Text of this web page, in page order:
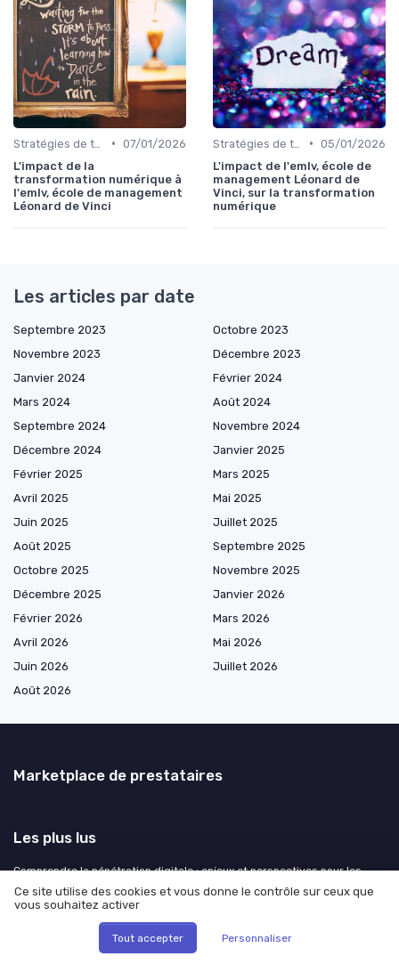
• 07/01/2026
L'impact de la
transformation numérique à
l'emlv, école de management
Léonard de Vinci
• 05/01/2026
L'impact de l'emlv, école de
management Léonard de
Vinci, sur la transformation
numérique
Les articles par date
Septembre 2023
Octobre 2023
Novembre 2023
Décembre 2023
Janvier 2024
Février 2024
Mars 2024
Août 2024
Septembre 2024
Novembre 2024
Décembre 2024
Janvier 2025
Février 2025
Mars 2025
Avril 2025
Mai 2025
Juin 2025
Juillet 2025
Août 2025
Septembre 2025
Octobre 2025
Novembre 2025
Décembre 2025
Janvier 2026
Février 2026
Mars 2026
Avril 2026
Mai 2026
Juin 2026
Juillet 2026
Août 2026
Marketplace de prestataires
Les plus lus
Comprendre la pénétration digitale : enjeux et perspectives pour les
entreprises
Optimiser la gestion des talents grâce à la smart RH connexion
Digital maturity : comment évaluer et améliorer la maturité numérique
de votre entreprise
Ce site utilise des cookies et vous donne le contrôle sur ceux que
vous souhaitez activer
Tout accepter Personnaliser